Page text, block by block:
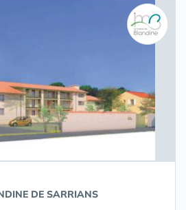
DE SARRIANS